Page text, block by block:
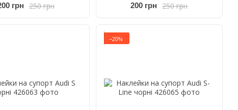
250 грн
грн 250 грн
200 грн
−20%